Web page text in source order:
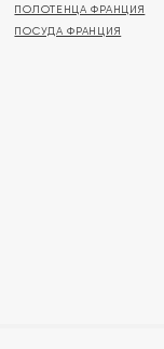
ПОЛОТЕНЦА ФРАНЦИЯ
ПОСУДА ФРАНЦИЯ